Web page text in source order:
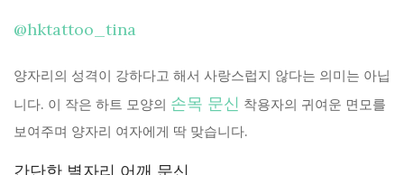
@hktattoo_tina
양자리의 성격이 강하다고 해서 사랑스럽지 않다는 의미는 아닙
니다. 이 작은 하트 모양의 손목 문신 착용자의 귀여운 면모를
보여주며 양자리 여자에게 딱 맞습니다.